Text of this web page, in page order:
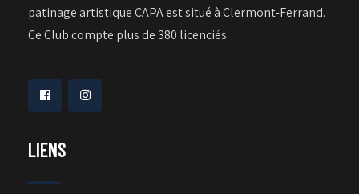
patinage artistique CAPA est situé à Clermont-Ferrand.
Ce Club compte plus de 380 licenciés.
LIENS